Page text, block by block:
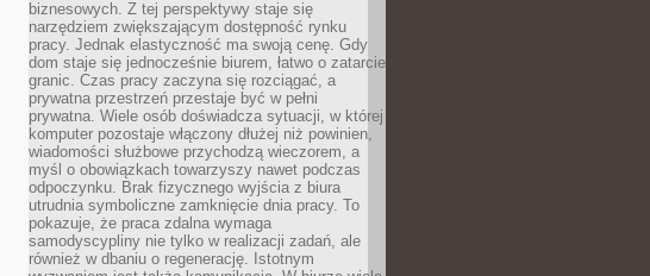
biznesowych. Z tej perspektywy staje się
narzędziem zwiększającym dostępność rynku
pracy. Jednak elastyczność ma swoją cenę. Gdy
dom staje się jednocześnie biurem, łatwo o zatarcie
granic. Czas pracy zaczyna się rozciągać, a
prywatna przestrzeń przestaje być w pełni
prywatna. Wiele osób doświadcza sytuacji, w której
komputer pozostaje włączony dłużej niż powinien,
wiadomości służbowe przychodzą wieczorem, a
myśl o obowiązkach towarzyszy nawet podczas
odpoczynku. Brak fizycznego wyjścia z biura
utrudnia symboliczne zamknięcie dnia pracy. To
pokazuje, że praca zdalna wymaga
samodyscypliny nie tylko w realizacji zadań, ale
również w dbaniu o regenerację. Istotnym